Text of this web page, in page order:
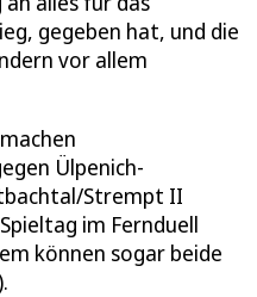
gegeben hat, und die
vor allem
Ülpenich-
Strempt II
im Fernduell
können sogar beide